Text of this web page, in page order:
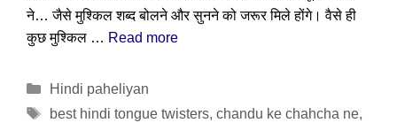
ने… जैसे मुश्किल शब्द बोलने और सुनने को जरूर मिले होंगे। वैसे ही
कुछ मुश्किल … Read more
Categories
Hindi paheliyan
Tags
best hindi tongue twisters, chandu ke chahcha ne,